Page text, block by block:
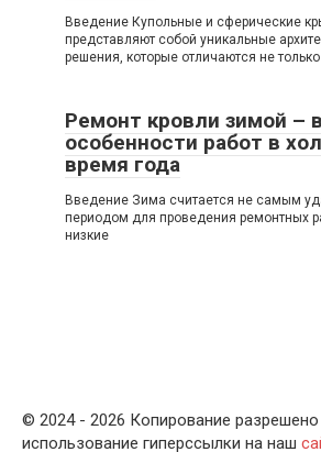
Введение Купольные и сферические
представляют собой уникальные
решения, которые отличаются не только
Ремонт кровли зимой –
особенности работ в
время года
Введение Зима считается не самым
периодом для проведения ремонтных
низкие
© 2024 - 2026 Копирование
использование гиперссылки на наш